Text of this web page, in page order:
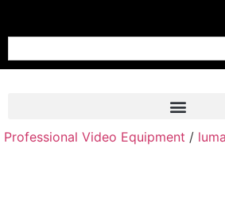
Frame
Professional Video Equipment /